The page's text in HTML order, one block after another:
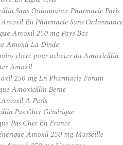
Sans Ordonnance Pharmacie Paris
En Pharmacie Sans Ordonnance
Amoxil 250 mg Pays Bas
Amoxil La Dinde
chère pour acheter du Amoxicillin
Amoxil
250 mg En Pharmacie Forum
Amoxicillin Berne
A Paris
Pas Cher Générique
Pas Cher En France
Amoxil 250 mg Marseille